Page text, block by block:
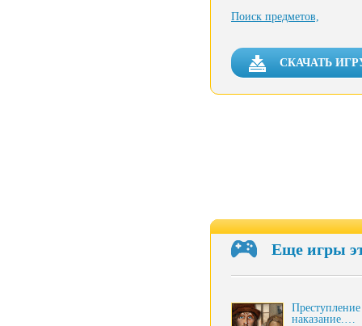
Поиск предметов,
СКАЧАТЬ
Еще игры
наказание.…